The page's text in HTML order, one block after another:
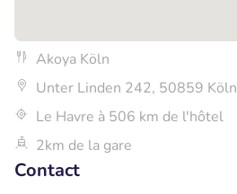
Akoya Köln
Unter Linden 242, 50859 Köln
Le Havre à 506 km de l'hôtel
2km de la gare
Contact